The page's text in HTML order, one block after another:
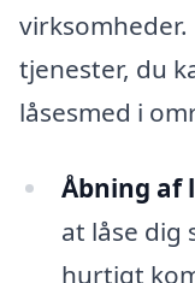
tjenester, du
låsesmed i
Åbning af
at låse dig
hurtigt